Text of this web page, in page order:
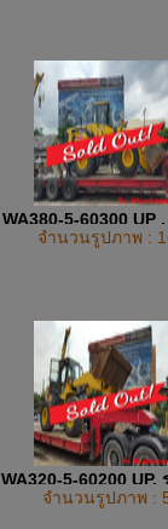
WA380-5-60300 UP
ล้อยาง รถตัก
จำนวนรูปภาพ :
WA320-5-60200 UP,
รถตักการเกษตร , ร
จำนวนรูปภาพ :